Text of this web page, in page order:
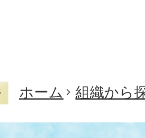
ホーム 組織から